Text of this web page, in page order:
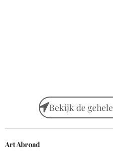
Bekijk de
Art Abroad